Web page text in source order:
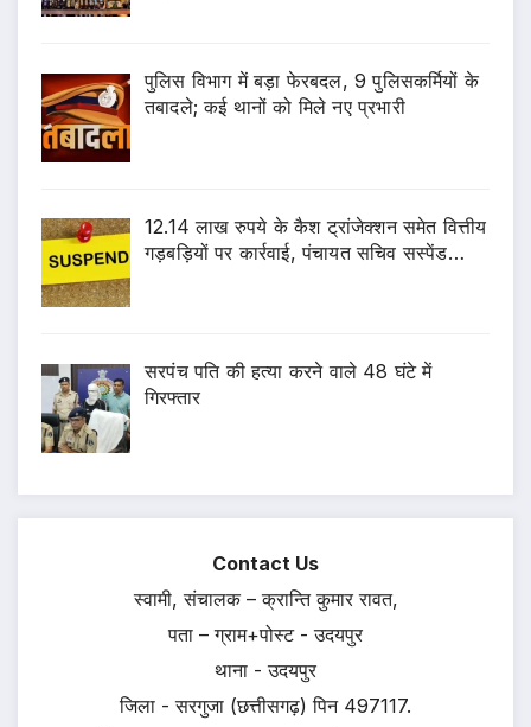
पुलिस विभाग में बड़ा फेरबदल, 9 पुलिसकर्मियों के
तबादले; कई थानों को मिले नए प्रभारी
12.14 लाख रुपये के कैश ट्रांजेक्शन समेत वित्तीय
गड़बड़ियों पर कार्रवाई, पंचायत सचिव सस्पेंड…
सरपंच पति की हत्या करने वाले 48 घंटे में
गिरफ्तार
Contact Us
स्वामी, संचालक – क्रान्ति कुमार रावत,
पता – ग्राम+पोस्ट - उदयपुर
थाना - उदयपुर
जिला - सरगुजा (छत्तीसगढ़) पिन 497117.